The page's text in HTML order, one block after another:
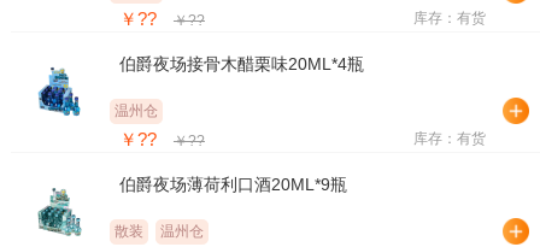
￥?? ￥?? 库存：有货
伯爵夜场接骨木醋栗味20ML*4瓶
温州仓
￥?? ￥?? 库存：有货
伯爵夜场薄荷利口酒20ML*9瓶
散装 温州仓